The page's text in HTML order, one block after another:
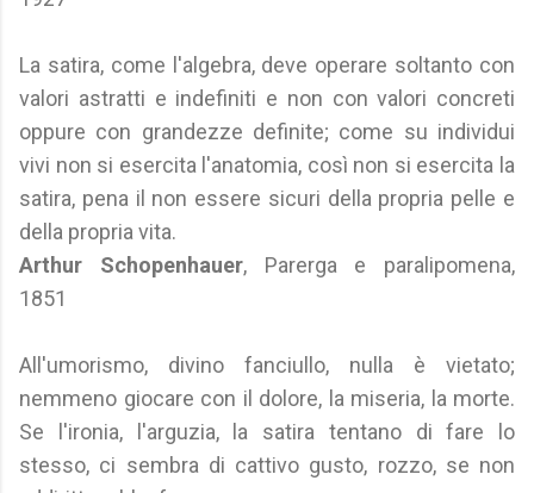
La satira, come l'algebra, deve operare soltanto con
valori astratti e indefiniti e non con valori concreti
oppure con grandezze definite; come su individui
vivi non si esercita l'anatomia, così non si esercita la
satira, pena il non essere sicuri della propria pelle e
della propria vita.
Arthur Schopenhauer, Parerga e paralipomena,
1851
All'umorismo, divino fanciullo, nulla è vietato;
nemmeno giocare con il dolore, la miseria, la morte.
Se l'ironia, l'arguzia, la satira tentano di fare lo
stesso, ci sembra di cattivo gusto, rozzo, se non